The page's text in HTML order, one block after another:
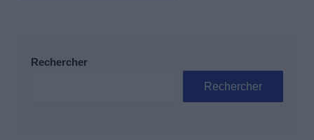
Rechercher
Rechercher